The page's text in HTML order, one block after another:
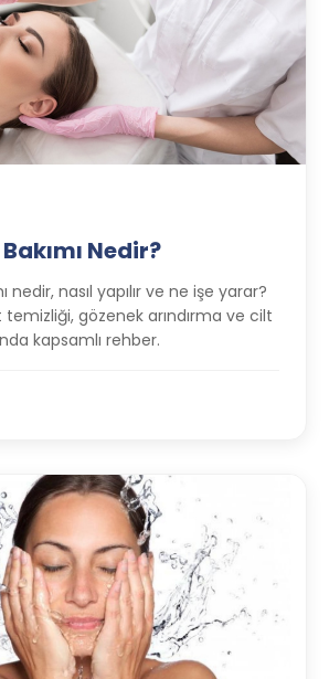
Nedir?
nedir, nasıl yapılır ve ne işe yarar?
gözenek arındırma ve cilt
kapsamlı rehber.